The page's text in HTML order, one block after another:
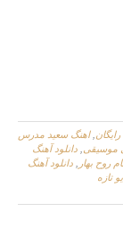
,اهنگ سعید مدرس
موسیقی دانلود آهنگ
روح بهار
دانلود آهنگ
تازه